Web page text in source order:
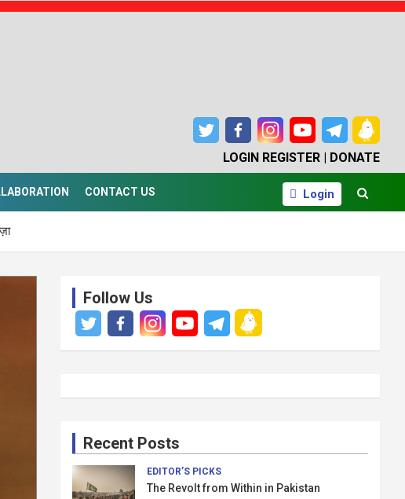
LOGIN REGISTER | DONATE
CONTACT US Login
Follow Us
Recent Posts
EDITOR’S PICKS
The Revolt from Within in Pakistan